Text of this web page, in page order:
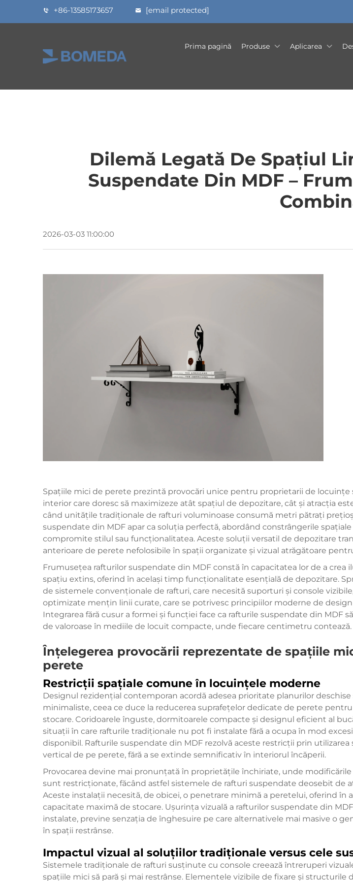
+86-13585173657 [email protected]
Prima pagină Produse Aplicarea
Dilemă Legată De Spațiul
Suspendate Din MDF –
2026-03-03 11:00:00
Spațiile mici de perete prezintă provocări unice pentru proprietarii de locuințe
interior care doresc să maximizeze atât spațiul de depozitare, cât și atracția
când unitățile tradiționale de rafturi voluminoase consumă metri pătrați
suspendate din MDF apar ca soluția perfectă, abordând constrângerile spațiale
compromite stilul sau funcționalitatea. Aceste soluții versatil de depozitare
anterioare de perete nefolosibile în spații organizate și vizual atrăgătoare
Frumusețea rafturilor suspendate din MDF constă în capacitatea lor de a crea
spațiu extins, oferind în același timp funcționalitate esențială de depozitare.
de sistemele convenționale de rafturi, care necesită suporturi și console
optimizate mențin linii curate, care se potrivesc principiilor moderne de
Integrarea fără cusur a formei și funcției face ca rafturile suspendate din MDF
de valoroase în mediile de locuit compacte, unde fiecare centimetru contează.
Înțelegerea provocării reprezentate de spațiile
perete
Restricții spațiale comune în locuințele moderne
Designul rezidențial contemporan acordă adesea prioritate planurilor deschise
minimaliste, ceea ce duce la reducerea suprafețelor dedicate de perete
stocare. Coridoarele înguste, dormitoarele compacte și designul eficient al
situații în care rafturile tradiționale nu pot fi instalate fără a ocupa în mod
disponibil. Rafturile suspendate din MDF rezolvă aceste restricții prin utilizarea
vertical de pe perete, fără a se extinde semnificativ în interiorul încăperii.
Provocarea devine mai pronunțată în proprietățile închiriate, unde
sunt restricționate, făcând astfel sistemele de rafturi suspendate deosebit de
Aceste instalații necesită, de obicei, o penetrare minimă a peretelui, oferind în
capacitate maximă de stocare. Ușurința vizuală a rafturilor suspendate din
instalate, previne senzația de înghesuire pe care alternativele mai masive o
în spații restrânse.
Impactul vizual al soluțiilor tradiționale versus cele
Sistemele tradiționale de rafturi susținute cu console creează întreruperi
spațiile mici să pară și mai restrânse. Elementele vizibile de fixare și structurile